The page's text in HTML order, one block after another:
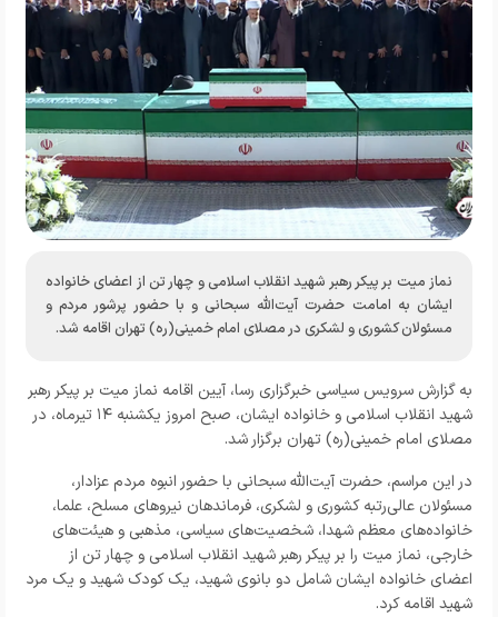
نماز میت بر پیکر رهبر شهید انقلاب اسلامی و چهار تن از اعضای خانواده
ایشان به امامت حضرت آیت‌الله سبحانی و با حضور پرشور مردم و
مسئولان کشوری و لشکری در مصلای امام خمینی(ره) تهران اقامه شد.
به گزارش سرویس سیاسی خبرگزاری رسا، آیین اقامه نماز میت بر پیکر رهبر
شهید انقلاب اسلامی و خانواده ایشان، صبح امروز یکشنبه ۱۴ تیرماه، در
مصلای امام خمینی(ره) تهران برگزار شد.
در این مراسم، حضرت آیت‌الله سبحانی با حضور انبوه مردم عزادار،
مسئولان عالی‌رتبه کشوری و لشکری، فرماندهان نیروهای مسلح، علما،
خانواده‌های معظم شهدا، شخصیت‌های سیاسی، مذهبی و هیئت‌های
خارجی، نماز میت را بر پیکر رهبر شهید انقلاب اسلامی و چهار تن از
اعضای خانواده ایشان شامل دو بانوی شهید، یک کودک شهید و یک مرد
شهید اقامه کرد.